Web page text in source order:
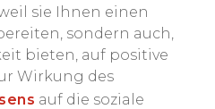
sie Ihnen einen
sondern auch,
bieten, auf positive
Wirkung des
auf die soziale